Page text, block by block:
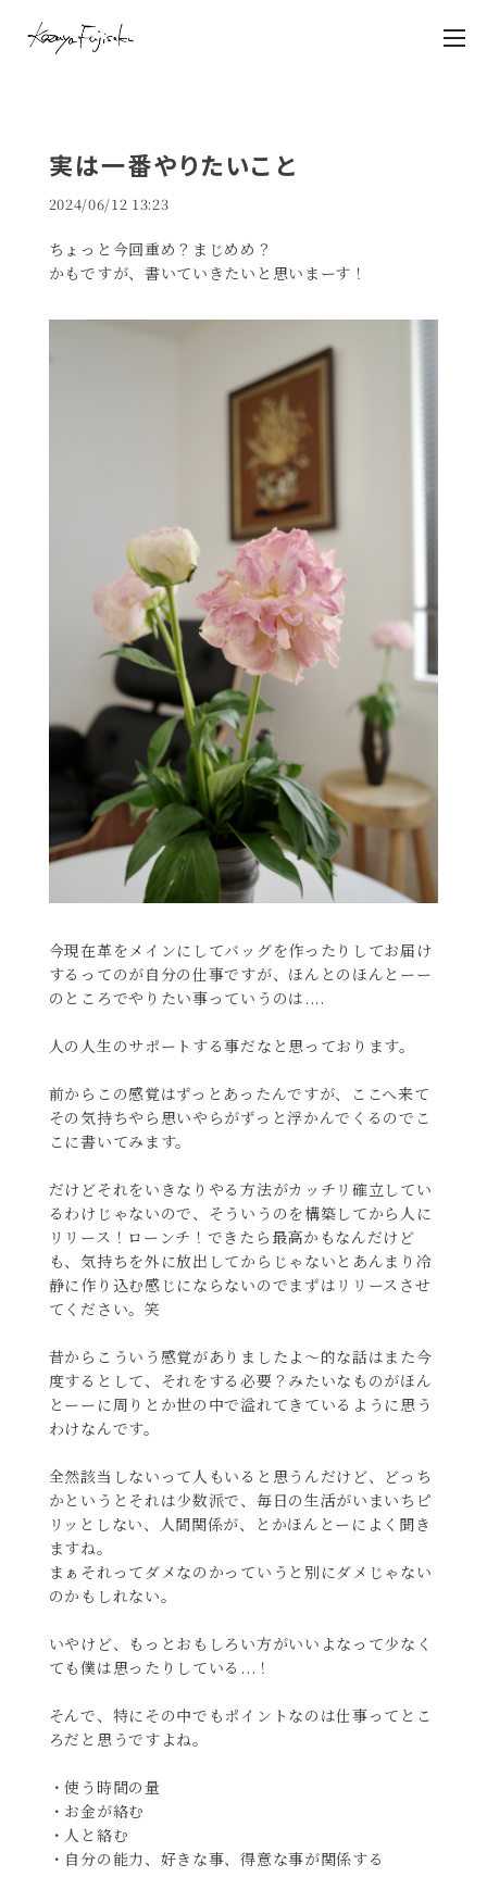
実は一番やりたいこと
2024/06/12 13:23
ちょっと今回重め？まじめめ？
かもですが、書いていきたいと思いまーす！
今現在革をメインにしてバッグを作ったりしてお届け
するってのが自分の仕事ですが、ほんとのほんとーー
のところでやりたい事っていうのは....
人の人生のサポートする事だなと思っております。
前からこの感覚はずっとあったんですが、ここへ来て
その気持ちやら思いやらがずっと浮かんでくるのでこ
こに書いてみます。
だけどそれをいきなりやる方法がカッチリ確立してい
るわけじゃないので、そういうのを構築してから人に
リリース！ローンチ！できたら最高かもなんだけど
も、気持ちを外に放出してからじゃないとあんまり冷
静に作り込む感じにならないのでまずはリリースさせ
てください。笑
昔からこういう感覚がありましたよ〜的な話はまた今
度するとして、それをする必要？みたいなものがほん
とーーに周りとか世の中で溢れてきているように思う
わけなんです。
全然該当しないって人もいると思うんだけど、どっち
かというとそれは少数派で、毎日の生活がいまいちピ
リッとしない、人間関係が、とかほんとーによく聞き
ますね。
まぁそれってダメなのかっていうと別にダメじゃない
のかもしれない。
いやけど、もっとおもしろい方がいいよなって少なく
ても僕は思ったりしている...！
そんで、特にその中でもポイントなのは仕事ってとこ
ろだと思うですよね。
・使う時間の量
・お金が絡む
・人と絡む
・自分の能力、好きな事、得意な事が関係する